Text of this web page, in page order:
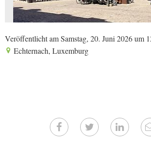
Veröffentlicht am Samstag, 20. Juni 2026 um
Echternach, Luxemburg